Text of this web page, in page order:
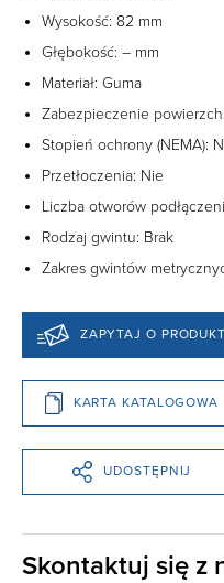
Wysokość: 82 mm
Głębokość: – mm
Materiał: Guma
Zabezpieczenie
Stopień ochrony (NEMA):
Przetłoczenia: Nie
Liczba otworów
Rodzaj gwintu: Brak
Zakres gwintów
ZAPYTAJ O PRODUKT
KARTA KATALOGOWA
UDOSTĘPNIJ
Skontaktuj się z